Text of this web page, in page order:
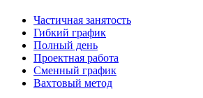
Частичная занятость
Гибкий график
Полный день
Проектная работа
Сменный график
Вахтовый метод